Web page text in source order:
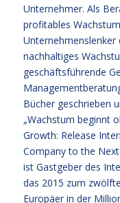
Unternehmer. Als
profitables
nachhaltiges
geschäftsführende
Bücher geschrieben
„Wachstum beginnt
Growth: Release
Company to the Next
ist Gastgeber des
das 2015 zum
Europäer in der